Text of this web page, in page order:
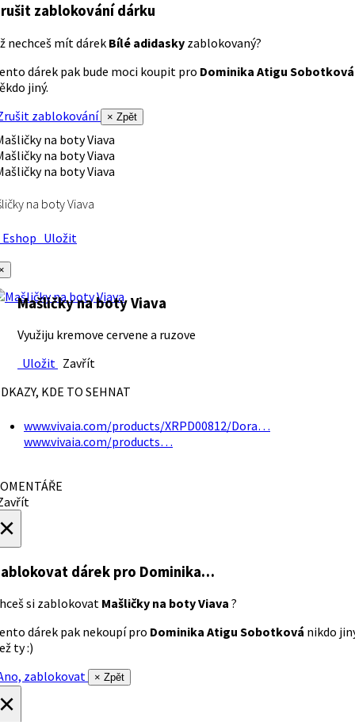
zablokování dárku
nechceš mít dárek Bílé adidasky zablokovaný?
dárek pak bude moci koupit pro Dominika Atigu Sobotková
jiný.
zablokování
× Zpět
na boty Viava
Uložit
Mašličky na boty Viava
Využiju kremove cervene a ruzove
Uložit Zavřít
KDE TO SEHNAT
www.vivaia.com/products/XRPD00812/Dora…
www.vivaia.com/products…
dárek pro Dominika…
si zablokovat Mašličky na boty Viava ?
dárek pak nekoupí pro Dominika Atigu Sobotková nikdo
ty :)
zablokovat
× Zpět